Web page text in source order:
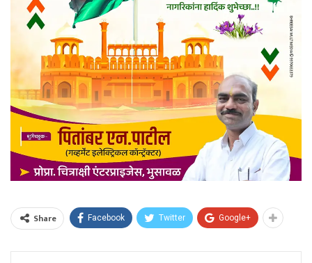
Share Facebook Twitter Google+